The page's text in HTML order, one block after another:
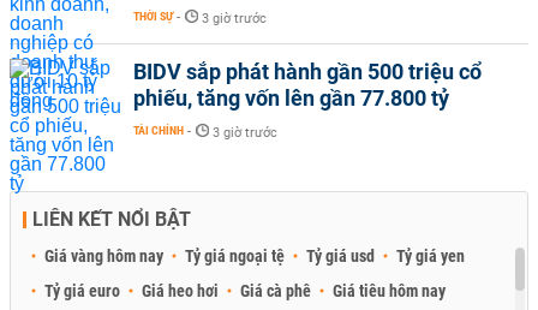
THỜI SỰ - 3 giờ trước
BIDV sắp phát hành gần 500 triệu cổ
phiếu, tăng vốn lên gần 77.800 tỷ
TÀI CHÍNH - 3 giờ trước
LIÊN KẾT NỔI BẬT
Giá vàng hôm nay Tỷ giá ngoại tệ Tỷ giá usd
Tỷ giá yen
Tỷ giá euro
Giá heo hơi Giá cà phê
Giá tiêu hôm nay